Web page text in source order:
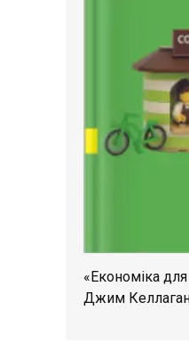
«Економіка
Джим